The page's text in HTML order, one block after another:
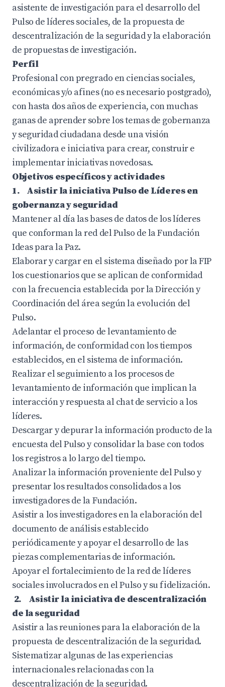
asistente de investigación para el desarrollo del
Pulso de líderes sociales, de la propuesta de
descentralización de la seguridad y la elaboración
de propuestas de investigación.
Perfil
Profesional con pregrado en ciencias sociales,
económicas y/o afines (no es necesario postgrado),
con hasta dos años de experiencia, con muchas
ganas de aprender sobre los temas de gobernanza
y seguridad ciudadana desde una visión
civilizadora e iniciativa para crear, construir e
implementar iniciativas novedosas.
Objetivos específicos y actividades
1. Asistir la iniciativa Pulso de Líderes en
gobernanza y seguridad
Mantener al día las bases de datos de los líderes
que conforman la red del Pulso de la Fundación
Ideas para la Paz.
Elaborar y cargar en el sistema diseñado por la FIP
los cuestionarios que se aplican de conformidad
con la frecuencia establecida por la Dirección y
Coordinación del área según la evolución del
Pulso.
Adelantar el proceso de levantamiento de
información, de conformidad con los tiempos
establecidos, en el sistema de información.
Realizar el seguimiento a los procesos de
levantamiento de información que implican la
interacción y respuesta al chat de servicio a los
líderes.
Descargar y depurar la información producto de la
encuesta del Pulso y consolidar la base con todos
los registros a lo largo del tiempo.
Analizar la información proveniente del Pulso y
presentar los resultados consolidados a los
investigadores de la Fundación.
Asistir a los investigadores en la elaboración del
documento de análisis establecido
periódicamente y apoyar el desarrollo de las
piezas complementarias de información.
Apoyar el fortalecimiento de la red de líderes
sociales involucrados en el Pulso y su fidelización.
2. Asistir la iniciativa de descentralización
de la seguridad
Asistir a las reuniones para la elaboración de la
propuesta de descentralización de la seguridad.
Sistematizar algunas de las experiencias
internacionales relacionadas con la
descentralización de la seguridad.